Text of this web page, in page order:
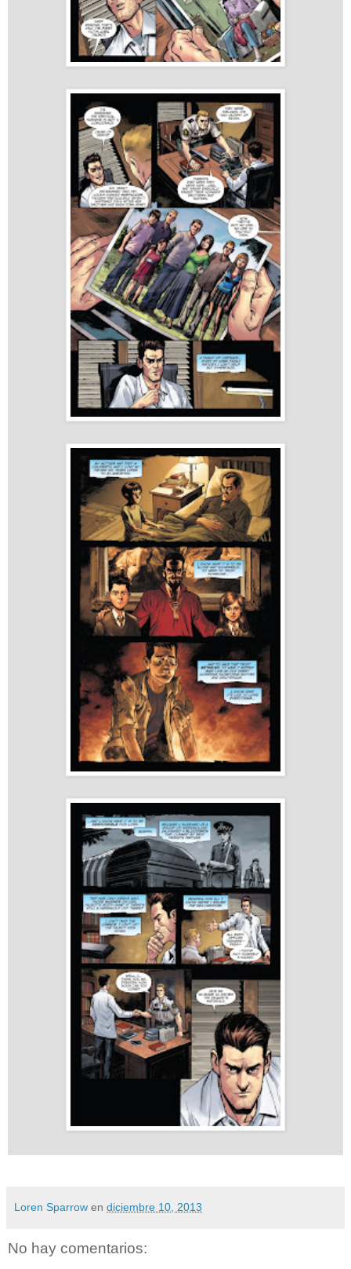
Loren Sparrow en diciembre 10, 2013
No hay comentarios: